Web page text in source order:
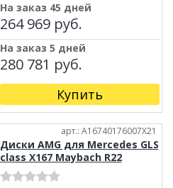
На заказ 45 дней
264 969 руб.
На заказ 5 дней
280 781 руб.
Купить
арт.: A16740176007X21
Диски AMG для Mercedes GLS
class X167 Maybach R22